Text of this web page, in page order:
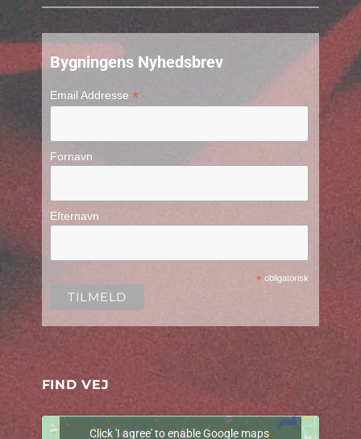
Bygningens Nyhedsbrev
Email Addresse*
Fornavn
Efternavn
* obligatorisk
FIND VEJ
Click 'I agree' to enable Google maps